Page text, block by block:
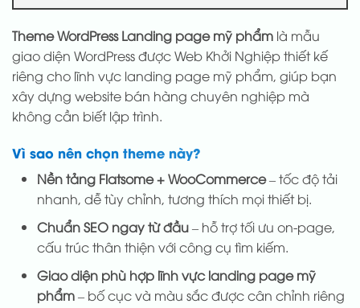
Theme WordPress Landing page mỹ phẩm là mẫu
giao diện WordPress được Web Khởi Nghiệp thiết kế
riêng cho lĩnh vực landing page mỹ phẩm, giúp bạn
xây dựng website bán hàng chuyên nghiệp mà
không cần biết lập trình.
Vì sao nên chọn theme này?
Nền tảng Flatsome + WooCommerce– tốc độ tải
nhanh, dễ tùy chỉnh, tương thích mọi thiết bị.
Chuẩn SEO ngay từ đầu– hỗ trợ tối ưu on-page,
cấu trúc thân thiện với công cụ tìm kiếm.
Giao diện phù hợp lĩnh vực landing page mỹ
phẩm– bố cục và màu sắc được cân chỉnh riêng